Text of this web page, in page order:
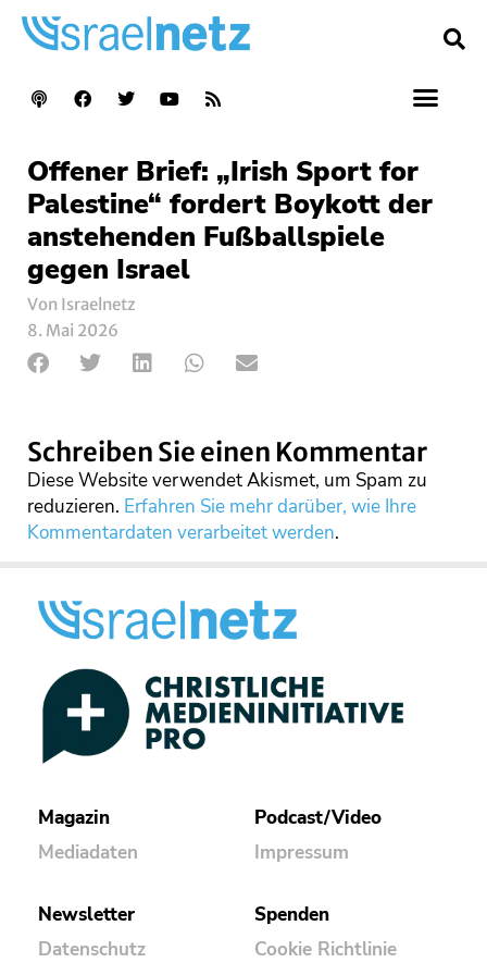
Offener Brief: „Irish Sport for
Palestine“ fordert Boykott der
anstehenden Fußballspiele
gegen Israel
Von Israelnetz
8. Mai 2026
Schreiben Sie einen Kommentar
Diese Website verwendet Akismet, um Spam zu
reduzieren. Erfahren Sie mehr darüber, wie Ihre
Kommentardaten verarbeitet werden.
Magazin
Mediadaten
Podcast/Video
Impressum
Newsletter
Datenschutz
Spenden
Cookie Richtlinie